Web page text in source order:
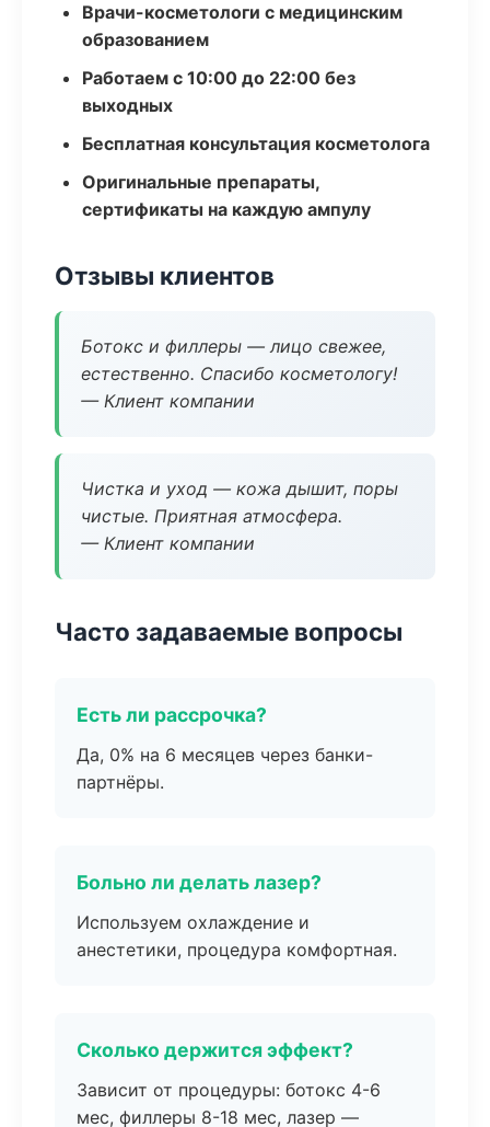
Врачи-косметологи с медицинским
образованием
Работаем с 10:00 до 22:00 без
выходных
Бесплатная консультация косметолога
Оригинальные препараты,
сертификаты на каждую ампулу
Отзывы клиентов
Ботокс и филлеры — лицо свежее,
естественно. Спасибо косметологу!
— Клиент компании
Чистка и уход — кожа дышит, поры
чистые. Приятная атмосфера.
— Клиент компании
Часто задаваемые вопросы
Есть ли рассрочка?
Да, 0% на 6 месяцев через банки-
партнёры.
Больно ли делать лазер?
Используем охлаждение и
анестетики, процедура комфортная.
Сколько держится эффект?
Зависит от процедуры: ботокс 4-6
мес, филлеры 8-18 мес, лазер —